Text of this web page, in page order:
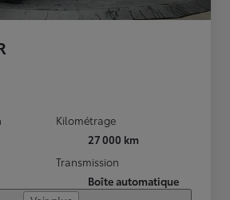
Kilométrage
27 000 km
Transmission
Boîte automatique